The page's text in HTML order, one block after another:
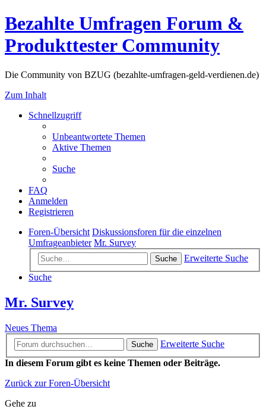
Bezahlte Umfragen Forum &
Produkttester Community
Die Community von BZUG (bezahlte-umfragen-geld-verdienen.de)
Zum Inhalt
Schnellzugriff
Unbeantwortete Themen
Aktive Themen
Suche
FAQ
Anmelden
Registrieren
Foren-Übersicht Diskussionsforen für die einzelnen
Umfrageanbieter Mr. Survey
Suche
Erweiterte Suche
Suche
Mr. Survey
Neues Thema
Suche
Erweiterte Suche
In diesem Forum gibt es keine Themen oder Beiträge.
Zurück zur Foren-Übersicht
Gehe zu